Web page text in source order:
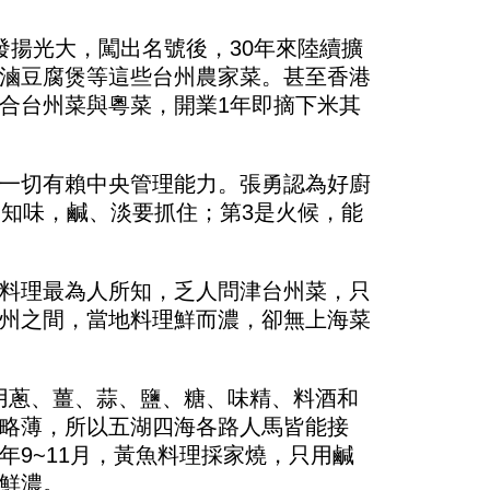
光大，闖出名號後，30年來陸續擴
豆腐煲等這些台州農家菜。甚至香港
台州菜與粵菜，開業1年即摘下米其
切有賴中央管理能力。張勇認為好廚
味，鹹、淡要抓住；第3是火候，能
理最為人所知，乏人問津台州菜，只
之間，當地料理鮮而濃，卻無上海菜
、薑、蒜、鹽、糖、味精、料酒和
薄，所以五湖四海各路人馬皆能接
9~11月，黃魚料理採家燒，只用鹹
濃。